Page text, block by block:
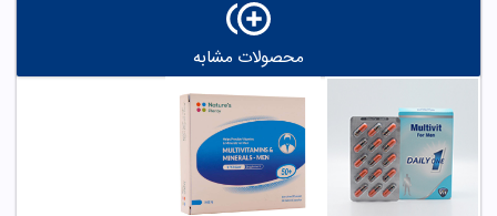
محصولات مشابه